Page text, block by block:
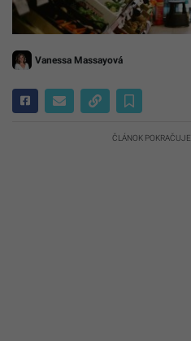
Vanessa Massayová
ČLÁNOK